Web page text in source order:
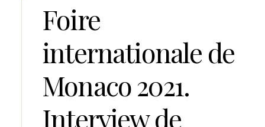
Foire
internationale de
Monaco 2021.
Interview de